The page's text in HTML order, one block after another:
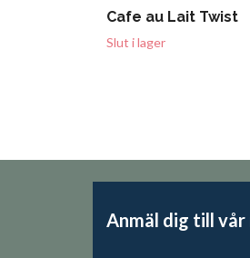
Cafe au Lait Twist
Slut i lager
Anmäl dig till